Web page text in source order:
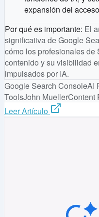
expansión del
Por qué es importante: El
significativa de Google
cómo los profesionales
contenido y su visibilidad
impulsados por IA.
Google Search ConsoleAI
ToolsJohn MuellerContent
Leer Artículo